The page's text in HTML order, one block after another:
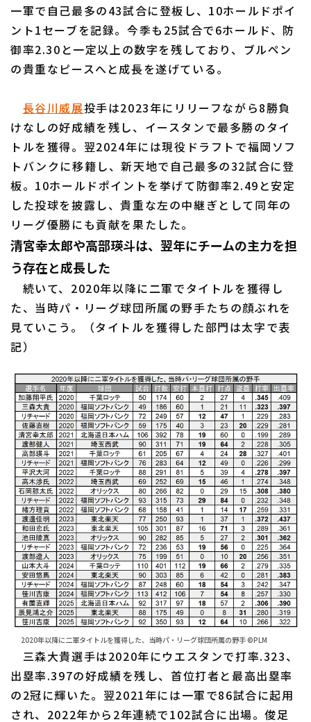
一軍で自己最多の43試合に登板し、10ホールドポイ
ント1セーブを記録。今季も25試合で6ホールド、防
御率2.30と一定以上の数字を残しており、ブルペン
の貴重なピースへと成長を遂げている。
長谷川威展投手は2023年にリリーフながら8勝負
けなしの好成績を残し、イースタンで最多勝のタイ
トルを獲得。翌2024年には現役ドラフトで福岡ソフ
トバンクに移籍し、新天地で自己最多の32試合に登
板。10ホールドポイントを挙げて防御率2.49と安定
した投球を披露し、貴重な左の中継ぎとして同年の
リーグ優勝にも貢献を果たした。
清宮幸太郎や高部瑛斗は、翌年にチームの主力を担
う存在と成長した
続いて、2020年以降に二軍でタイトルを獲得し
た、当時パ・リーグ球団所属の野手たちの顔ぶれを
見ていこう。（タイトルを獲得した部門は太字で表
記）
2020年以降に二軍タイトルを獲得した、当時パ・リーグ球団所属の野手 ©PLM
三森大貴選手は2020年にウエスタンで打率.323、
出塁率.397の好成績を残し、首位打者と最高出塁率
の2冠に輝いた。翌2021年には一軍で86試合に起用
され、2022年から2年連続で102試合に出場。俊足